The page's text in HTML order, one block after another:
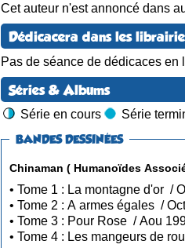
Cet auteur n'est annoncé dans
Dédicacera dans les
Pas de séance de dédicaces en
Séries & Albums
Série en cours Série
BANDES DESSINÉES
Chinaman ( Humanoïdes